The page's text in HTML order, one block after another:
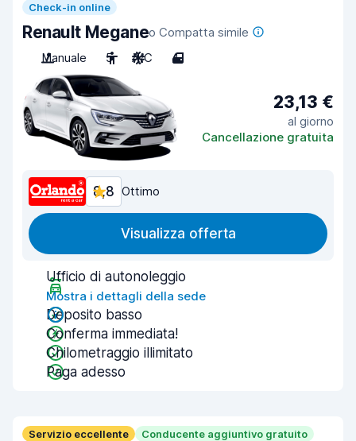
Check-in online
Renault Meganeo Compatta simile
Manuale
5 A/C 4
23,13 €
al giorno
Cancellazione gratuita
8,8 Ottimo
Visualizza offerta
Ufficio di autonoleggio
Mostra i dettagli della sede
Deposito basso
Conferma immediata!
Chilometraggio illimitato
Paga adesso
Servizio eccellente
Conducente aggiuntivo gratuito